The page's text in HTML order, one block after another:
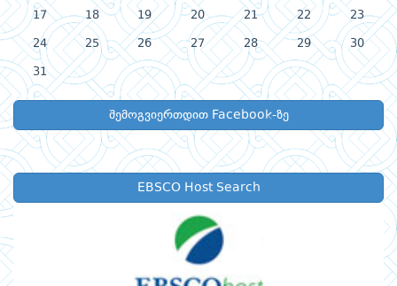
17 18 19 20 21 22 23
24 25 26 27 28 29 30
31
შემოგვიერთდით Facebook-ზე
EBSCO Host Search